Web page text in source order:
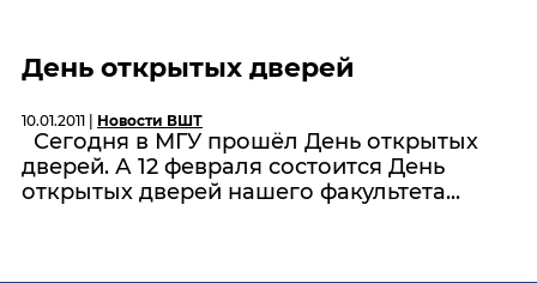
День открытых дверей
10.01.2011 | Новости ВШТ
Сегодня в МГУ прошёл День открытых
дверей. А 12 февраля состоится День
открытых дверей нашего факультета...